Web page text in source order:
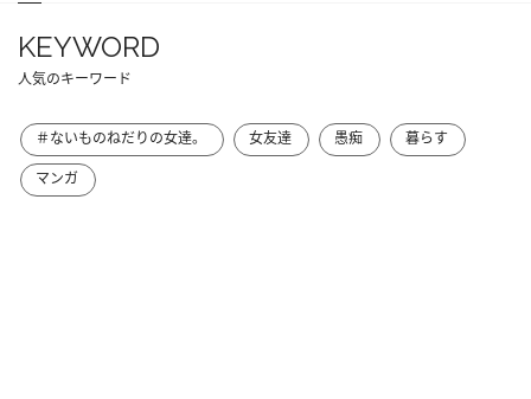
KEYWORD
人気のキーワード
＃ないものねだりの女達。 女友達 愚痴
暮らす
マンガ